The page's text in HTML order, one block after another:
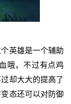
英雄是一个辅助
哦，不过有点鸡
却大大的提高了
态还可以对防御